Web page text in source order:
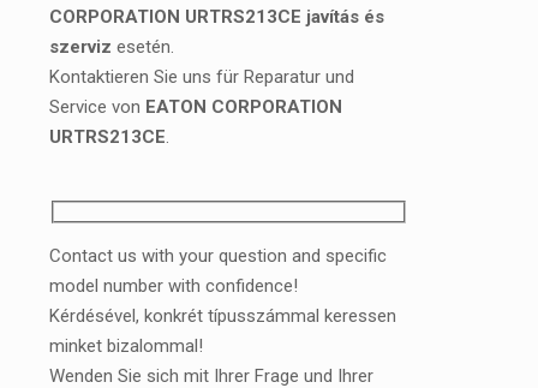
CORPORATION URTRS213CE javítás és
szerviz esetén.
Kontaktieren Sie uns für Reparatur und
Service von EATON CORPORATION
URTRS213CE.
Contact us with your question and specific
model number with confidence!
Kérdésével, konkrét típusszámmal keressen
minket bizalommal!
Wenden Sie sich mit Ihrer Frage und Ihrer